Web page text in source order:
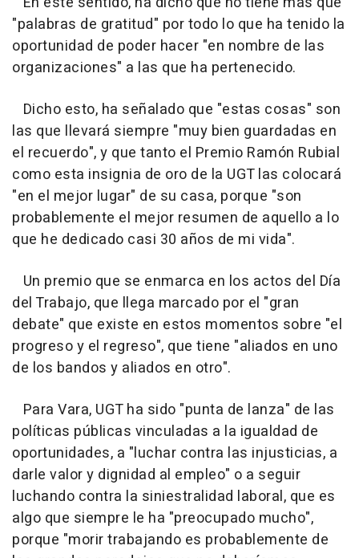
"palabras de gratitud" por todo lo que ha tenido la
oportunidad de poder hacer "en nombre de las
organizaciones" a las que ha pertenecido.
Dicho esto, ha señalado que "estas cosas" son
las que llevará siempre "muy bien guardadas en
el recuerdo", y que tanto el Premio Ramón Rubial
como esta insignia de oro de la UGT las colocará
"en el mejor lugar" de su casa, porque "son
probablemente el mejor resumen de aquello a lo
que he dedicado casi 30 años de mi vida".
Un premio que se enmarca en los actos del Día
del Trabajo, que llega marcado por el "gran
debate" que existe en estos momentos sobre "el
progreso y el regreso", que tiene "aliados en uno
de los bandos y aliados en otro".
Para Vara, UGT ha sido "punta de lanza" de las
políticas públicas vinculadas a la igualdad de
oportunidades, a "luchar contra las injusticias, a
darle valor y dignidad al empleo" o a seguir
luchando contra la siniestralidad laboral, que es
algo que siempre le ha "preocupado mucho",
porque "morir trabajando es probablemente de